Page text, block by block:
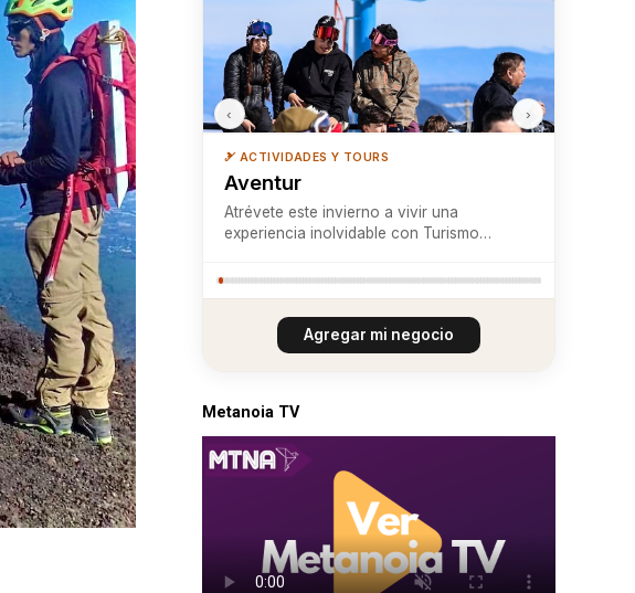
🎿 ACTIVIDADES Y TOURS
Aventur
Atrévete este invierno a vivir una
experiencia inolvidable con Turismo
Nuestro trekking con raquetas hacia las
Lagunas Andinas te llevará a recorrer
senderos nevados rodeados de araucarias
milenarias, mont...
‹ ›
Agregar mi negocio
Metanoia TV